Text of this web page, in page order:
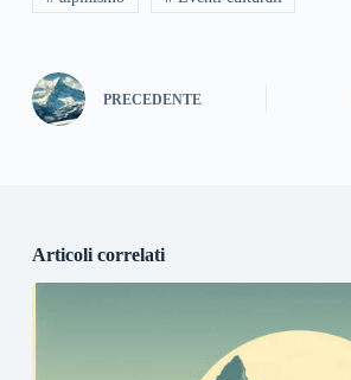
PRECEDENTE
Articoli correlati